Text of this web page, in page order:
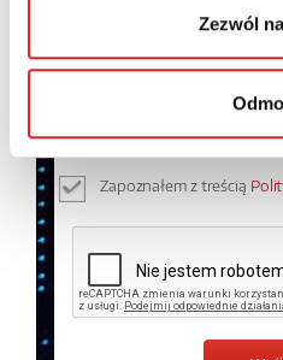
Zezwól
Wyrażam zgodę na
temat przetwarzania
prywatności.*
Zapoznałem z treścią